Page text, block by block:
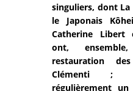
singuliers, dont La
le Japonais
Catherine Libert
ont,
restauration
Clémenti ;
régulièrement